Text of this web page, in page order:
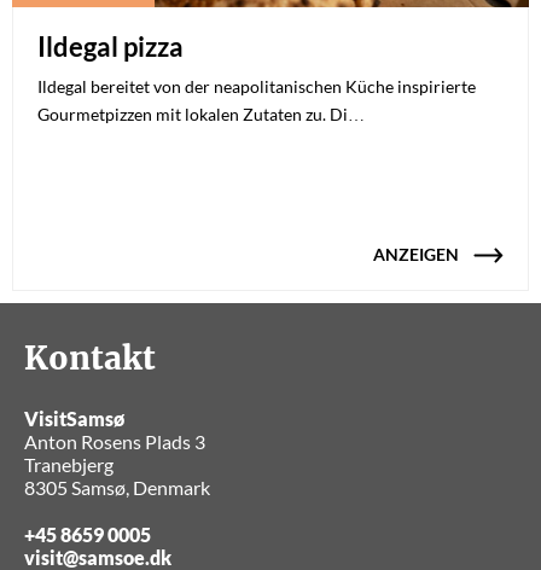
Ildegal pizza
Ildegal bereitet von der neapolitanischen Küche inspirierte
Gourmetpizzen mit lokalen Zutaten zu. Di…
ANZEIGEN
Kontakt
VisitSamsø
Anton Rosens Plads 3
Tranebjerg
8305 Samsø, Denmark
+45 8659 0005
visit@samsoe.dk